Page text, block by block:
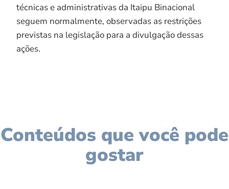
técnicas e administrativas da Itaipu Binacional
seguem normalmente, observadas as restrições
previstas na legislação para a divulgação dessas
ações.
Conteúdos que você pode
gostar